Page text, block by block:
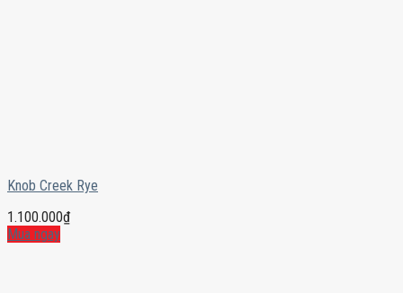
Knob Creek Rye
1.100.000₫
Mua ngay